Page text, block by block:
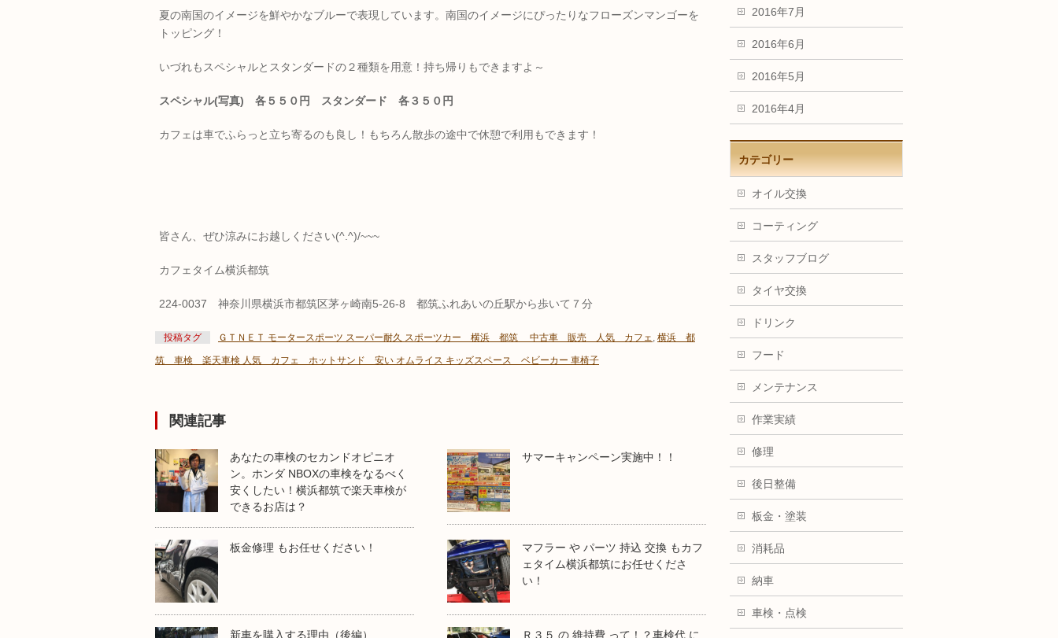
夏の南国のイメージを鮮やかなブルーで表現しています。南国のイメージにぴったりなフローズンマンゴーを
トッピング！
いづれもスペシャルとスタンダードの２種類を用意！持ち帰りもできますよ～
スペシャル(写真) 各５５０円 スタンダード 各３５０円
カフェは車でふらっと立ち寄るのも良し！もちろん散歩の途中で休憩で利用もできます！
皆さん、ぜひ涼みにお越しください(^.^)/~~~
カフェタイム横浜都筑
224-0037 神奈川県横浜市都筑区茅ヶ崎南5-26-8 都筑ふれあいの丘駅から歩いて７分
投稿タグ ＧＴＮＥＴ モータースポーツ スーパー耐久 スポーツカー 横浜 都筑 中古車 販売 人気 カフェ, 横浜 都
筑 車検 楽天車検 人気 カフェ ホットサンド 安い オムライス キッズスペース ベビーカー 車椅子
関連記事
あなたの車検のセカンドオピニオ
ン。ホンダ NBOXの車検をなるべく
安くしたい！横浜都筑で楽天車検が
できるお店は？
サマーキャンペーン実施中！！
板金修理 もお任せください！
マフラー や パーツ 持込 交換 もカフ
ェタイム横浜都筑にお任せくださ
い！
新車を購入する理由（後編） Ｒ３５ の 維持費 って！？車検代 に
2016年7月
2016年6月
2016年5月
2016年4月
カテゴリー
オイル交換
コーティング
スタッフブログ
タイヤ交換
ドリンク
フード
メンテナンス
作業実績
修理
後日整備
板金・塗装
消耗品
納車
車検・点検